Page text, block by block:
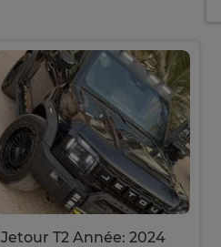
Jetour T2 Année: 2024